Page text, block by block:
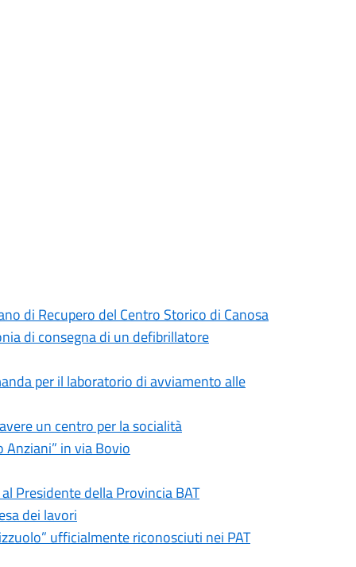
di Recupero del Centro Storico di Canosa
di consegna di un defibrillatore
per il laboratorio di avviamento alle
un centro per la socialità
Anziani” in via Bovio
Presidente della Provincia BAT
dei lavori
ufficialmente riconosciuti nei PAT